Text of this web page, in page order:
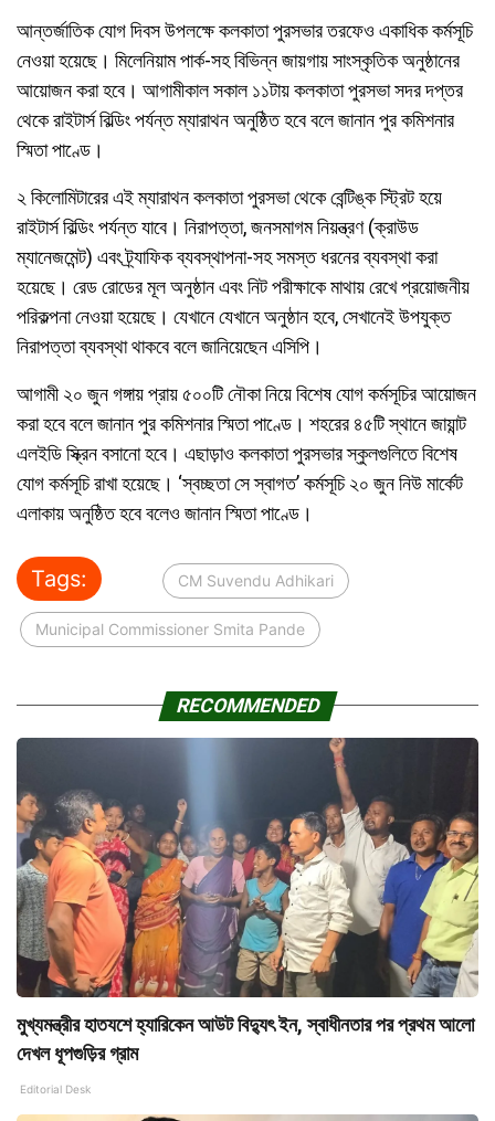
আন্তর্জাতিক যোগ দিবস উপলক্ষে কলকাতা পুরসভার তরফেও একাধিক কর্মসূচি
নেওয়া হয়েছে। মিলেনিয়াম পার্ক-সহ বিভিন্ন জায়গায় সাংস্কৃতিক অনুষ্ঠানের
আয়োজন করা হবে। আগামীকাল সকাল ১১টায় কলকাতা পুরসভা সদর দপ্তর
থেকে রাইটার্স বিল্ডিং পর্যন্ত ম্যারাথন অনুষ্ঠিত হবে বলে জানান পুর কমিশনার
স্মিতা পাণ্ডে।
২ কিলোমিটারের এই ম্যারাথন কলকাতা পুরসভা থেকে বেন্টিঙ্ক স্ট্রিট হয়ে
রাইটার্স বিল্ডিং পর্যন্ত যাবে। নিরাপত্তা, জনসমাগম নিয়ন্ত্রণ (ক্রাউড
ম্যানেজমেন্ট) এবং ট্র্যাফিক ব্যবস্থাপনা-সহ সমস্ত ধরনের ব্যবস্থা করা
হয়েছে। রেড রোডের মূল অনুষ্ঠান এবং নিট পরীক্ষাকে মাথায় রেখে প্রয়োজনীয়
পরিকল্পনা নেওয়া হয়েছে। যেখানে যেখানে অনুষ্ঠান হবে, সেখানেই উপযুক্ত
নিরাপত্তা ব্যবস্থা থাকবে বলে জানিয়েছেন এসিপি।
আগামী ২০ জুন গঙ্গায় প্রায় ৫০০টি নৌকা নিয়ে বিশেষ যোগ কর্মসূচির আয়োজন
করা হবে বলে জানান পুর কমিশনার স্মিতা পাণ্ডে। শহরের ৪৫টি স্থানে জায়ান্ট
এলইডি স্ক্রিন বসানো হবে। এছাড়াও কলকাতা পুরসভার স্কুলগুলিতে বিশেষ
যোগ কর্মসূচি রাখা হয়েছে। ‘স্বচ্ছতা সে স্বাগত’ কর্মসূচি ২০ জুন নিউ মার্কেট
এলাকায় অনুষ্ঠিত হবে বলেও জানান স্মিতা পাণ্ডে।
Tags: CM Suvendu Adhikari
Municipal Commissioner Smita Pande
RECOMMENDED
মুখ্যমন্ত্রীর হাতযশে হ্যারিকেন আউট বিদ্যুৎ ইন, স্বাধীনতার পর প্রথম আলো
দেখল ধূপগুড়ির গ্রাম
Editorial Desk